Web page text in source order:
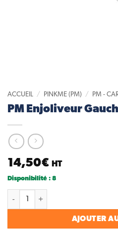
ACCUEIL / PINKME (PM) / PM -
PM Enjoliveur
14,50€ HT
Disponibilité : 8
quantité de PM Enjoliveur
AJOUTER